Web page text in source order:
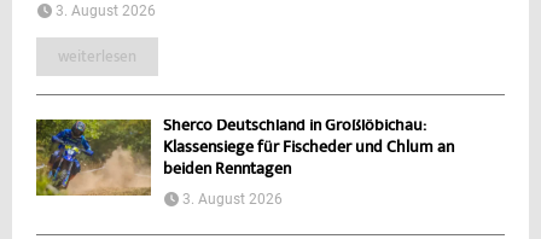
3. August 2026
weiterlesen
Sherco Deutschland in Großlöbichau:
Klassensiege für Fischeder und Chlum an
beiden Renntagen
3. August 2026